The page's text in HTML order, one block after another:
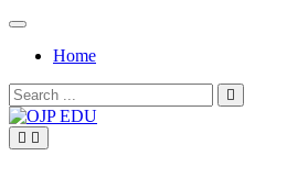
Skip
contentHome
Search
for: